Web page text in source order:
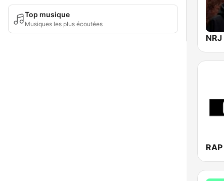
Top musique
Musiques les plus écoutées
RAP